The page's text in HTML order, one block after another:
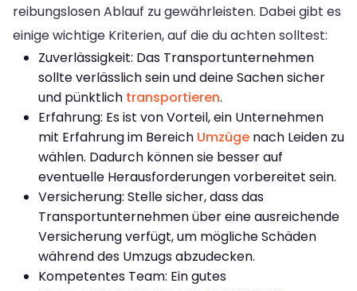
reibungslosen Ablauf zu gewährleisten. Dabei gibt es
einige wichtige Kriterien, auf die du achten solltest:
Zuverlässigkeit: Das Transportunternehmen
sollte verlässlich sein und deine Sachen sicher
und pünktlich transportieren.
Erfahrung: Es ist von Vorteil, ein Unternehmen
mit Erfahrung im Bereich Umzüge nach Leiden zu
wählen. Dadurch können sie besser auf
eventuelle Herausforderungen vorbereitet sein.
Versicherung: Stelle sicher, dass das
Transportunternehmen über eine ausreichende
Versicherung verfügt, um mögliche Schäden
während des Umzugs abzudecken.
Kompetentes Team: Ein gutes